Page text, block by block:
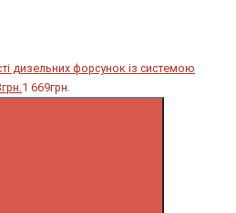
дизельних форсунок із системою
1 669грн.